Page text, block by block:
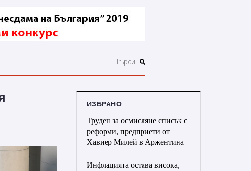
ИЗБРАНО
Труден за осмисляне списък с
реформи, предприети от
Хавиер Милей в Аржентина
Инфлацията остава висока,